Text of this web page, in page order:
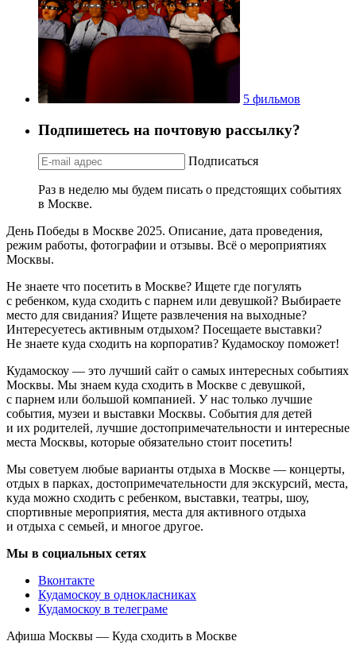
5 фильмов
Подпишетесь на почтовую рассылку?
Подписаться
Раз в неделю мы будем писать о предстоящих событиях
в Москве.
День Победы в Москве 2025. Описание, дата проведения,
режим работы, фотографии и отзывы. Всё о мероприятиях
Москвы.
Не знаете что посетить в Москве? Ищете где погулять
с ребенком, куда сходить с парнем или девушкой? Выбираете
место для свидания? Ищете развлечения на выходные?
Интересуетесь активным отдыхом? Посещаете выставки?
Не знаете куда сходить на корпоратив? Кудамоскоу поможет!
Кудамоскоу — это лучший сайт о самых интересных событиях
Москвы. Мы знаем куда сходить в Москве с девушкой,
с парнем или большой компанией. У нас только лучшие
события, музеи и выставки Москвы. События для детей
и их родителей, лучшие достопримечательности и интересные
места Москвы, которые обязательно стоит посетить!
Мы советуем любые варианты отдыха в Москве — концерты,
отдых в парках, достопримечательности для экскурсий, места,
куда можно сходить с ребенком, выставки, театры, шоу,
спортивные мероприятия, места для активного отдыха
и отдыха с семьей, и многое другое.
Мы в социальных сетях
Вконтакте
Кудамоскоу в однокласниках
Кудамоскоу в телеграме
Афиша Москвы — Куда сходить в Москве